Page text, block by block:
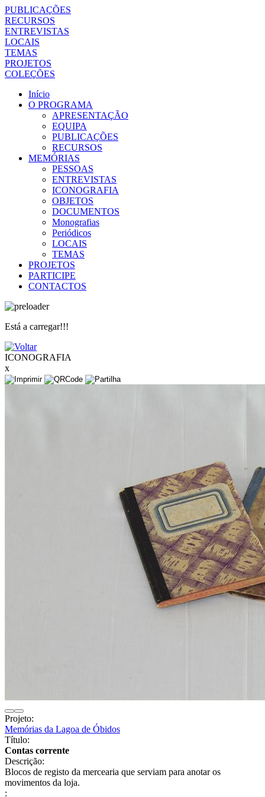
PUBLICAÇÕES
RECURSOS
ENTREVISTAS
LOCAIS
TEMAS
PROJETOS
COLEÇÕES
Início
O PROGRAMA
APRESENTAÇÃO
EQUIPA
PUBLICAÇÕES
RECURSOS
MEMÓRIAS
PESSOAS
ENTREVISTAS
ICONOGRAFIA
OBJETOS
DOCUMENTOS
Monografias
Periódicos
LOCAIS
TEMAS
PROJETOS
PARTICIPE
CONTACTOS
Está a carregar!!!
ICONOGRAFIA
x
Projeto:
Memórias da Lagoa de Óbidos
Título:
Contas corrente
Descrição:
Blocos de registo da mercearia que serviam para anotar os
movimentos da loja.
: